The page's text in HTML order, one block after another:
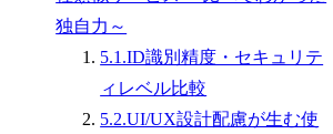
独自力～
5.1.ID識別精度・セキュリテ
ィレベル比較
5.2.UI/UX設計配慮が生む使